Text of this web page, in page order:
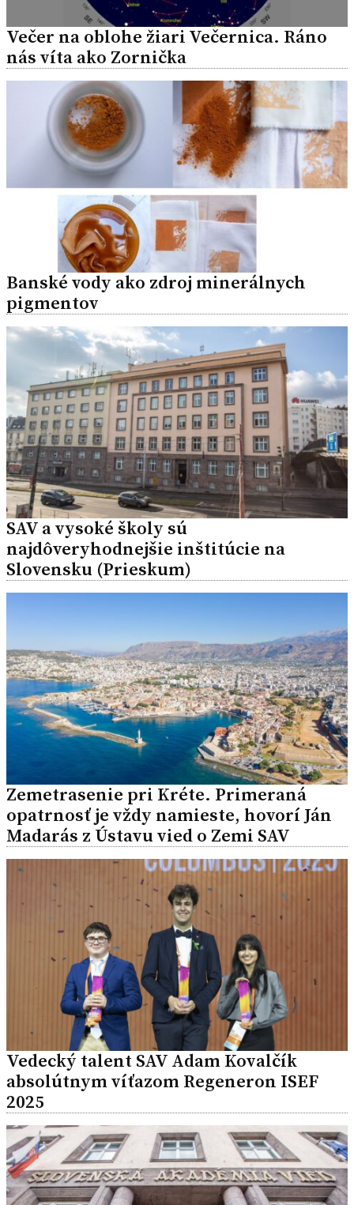
Večer na oblohe žiari Večernica. Ráno
nás víta ako Zornička
Banské vody ako zdroj minerálnych
pigmentov
SAV a vysoké školy sú
najdôveryhodnejšie inštitúcie na
Slovensku (Prieskum)
Zemetrasenie pri Kréte. Primeraná
opatrnosť je vždy namieste, hovorí Ján
Madarás z Ústavu vied o Zemi SAV
Vedecký talent SAV Adam Kovalčík
absolútnym víťazom Regeneron ISEF
2025